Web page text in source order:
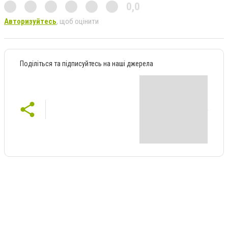
0,0
Авторизуйтесь, щоб оцінити
Поділіться та підписуйтесь на наші джерела